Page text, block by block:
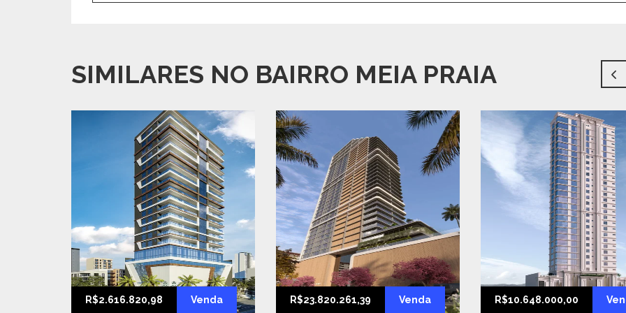
SIMILARES NO BAIRRO MEIA PRAIA
R$2.616.820,98 Venda R$23.820.261,39 Venda R$10.648.000,00